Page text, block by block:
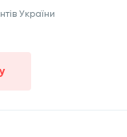
України